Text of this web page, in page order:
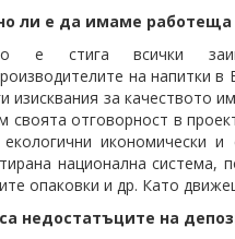
ли е да имаме работеща
е стига всички
на напитки в
изисквания за качеството
своята отговорност в
екологични икономически
национална система,
опаковки и др. Като
недостатъците на